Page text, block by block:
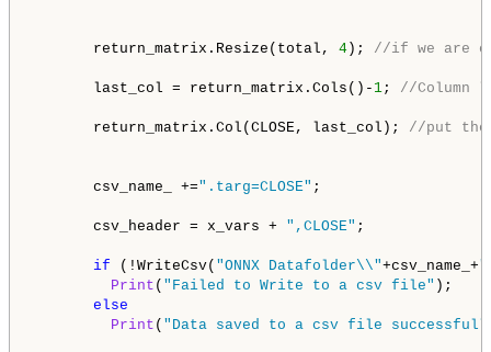
return_matrix.Resize(total, 4 ); //if we are
last_col = return_matrix.Cols()- 1; //Column
return_matrix.Col(CLOSE, last_col); //put the
csv_name_ +=".targ=CLOSE" ;
csv_header = x_vars + ",CLOSE" ;
if (!WriteCsv( "ONNX Datafolder\\"+csv_name_+
Print ( "Failed to Write to a csv file" );
else
Print ( "Data saved to a csv file